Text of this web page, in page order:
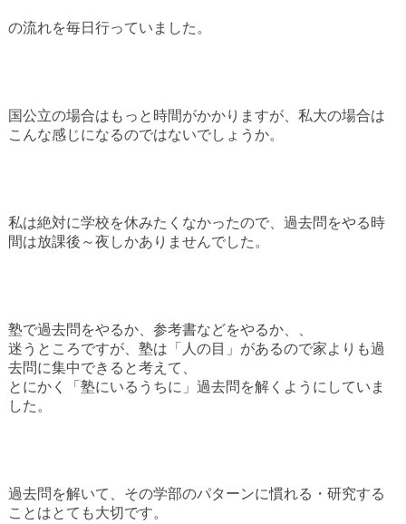
の流れを毎日行っていました。
国公立の場合はもっと時間がかかりますが、私大の場合は
こんな感じになるのではないでしょうか。
私は絶対に学校を休みたくなかったので、過去問をやる時
間は放課後～夜しかありませんでした。
塾で過去問をやるか、参考書などをやるか、、
迷うところですが、塾は「人の目」があるので家よりも過
去問に集中できると考えて、
とにかく「塾にいるうちに」過去問を解くようにしていま
した。
過去問を解いて、その学部のパターンに慣れる・研究する
ことはとても大切です。